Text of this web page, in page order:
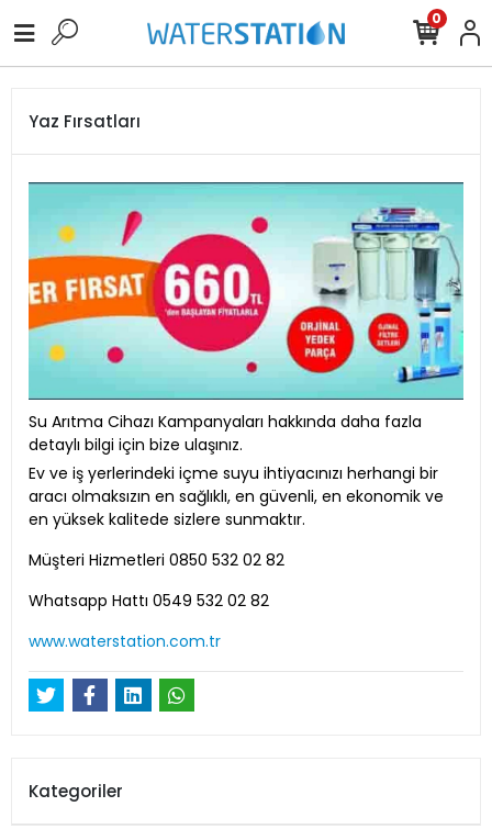
0
Yaz Fırsatları
Su Arıtma Cihazı Kampanyaları hakkında daha fazla
detaylı bilgi için bize ulaşınız.
Ev ve iş yerlerindeki içme suyu ihtiyacınızı herhangi bir
aracı olmaksızın en sağlıklı, en güvenli, en ekonomik ve
en yüksek kalitede sizlere sunmaktır.
Müşteri Hizmetleri 0850 532 02 82
Whatsapp Hattı 0549 532 02 82
www.waterstation.com.tr
Kategoriler